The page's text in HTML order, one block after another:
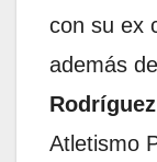
con su ex
además
Atletismo